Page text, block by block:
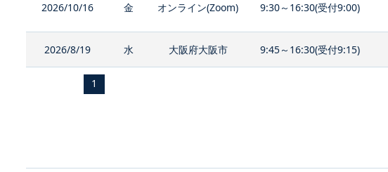
2026/10/16 金 オンライン(Zoom) 9:30～16:30(受付9:00)
2026/8/19 水 大阪府大阪市 9:45～16:30(受付9:15)
1